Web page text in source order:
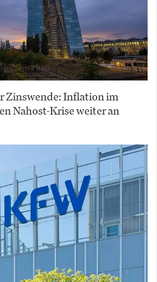
Zinswende: Inflation im
Nahost-Krise weiter an